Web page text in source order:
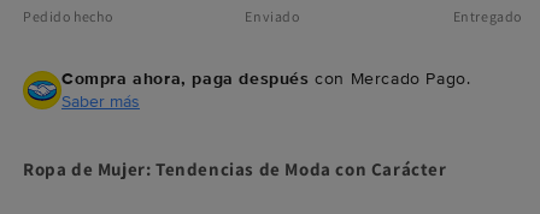
Pedido hecho Enviado Entregado
Compra ahora, paga después con Mercado Pago.
Saber más
Ropa de Mujer: Tendencias de Moda con Carácter